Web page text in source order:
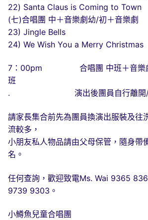
22) Santa Claus is Coming to Town
(七)合唱團 中＋音樂劇幼/初＋音樂劇
23) Jingle Bells
24) We Wish You a Merry Christmas
7：00pm 合唱團 中班＋音樂劇
班
. 演出後團員自行離開/由
請家長集合前先為團員換演出服裝及往
流較多，
小朋友私人物品請由父母保管，隨身帶
名。
任何查詢，歡迎致電Ms. Wai 9365
9739 9303。
小鱒魚兒童合唱團